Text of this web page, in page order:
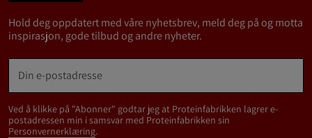
Hold deg oppdatert med våre nyhetsbrev, meld deg på og motta
inspirasjon, gode tilbud og andre nyheter.
Ved å klikke på "Abonner" godtar jeg at Proteinfabrikken lagrer e-
postadressen min i samsvar med Proteinfabrikken sin
Personvernerklæring.